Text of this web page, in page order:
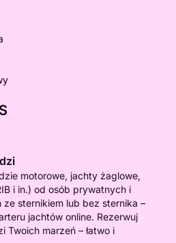
motorowe, jachty żaglowe,
i in.) od osób prywatnych i
sternikiem lub bez sternika –
jachtów online. Rezerwuj
Twoich marzeń – łatwo i